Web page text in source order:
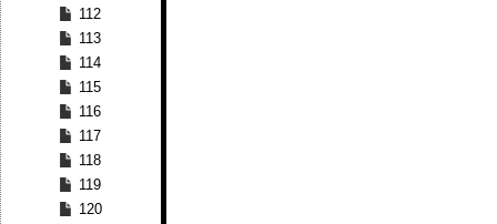
112
113
114
115
116
117
118
119
120